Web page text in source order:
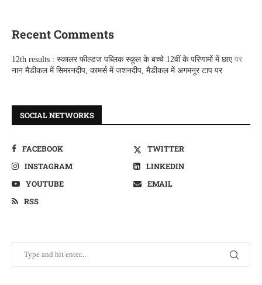
Recent Comments
12th results : स्कालर फील्डज पब्लिक स्कूल के बच्चे 12वीं के परिणामों में छाएपर
नान मैडीकल में सिमरनदीप, कामर्स में जशनदीप, मैडीकल में अगमनूर टाप पर
SOCIAL NETWORKS
FACEBOOK
TWITTER
INSTAGRAM
LINKEDIN
YOUTUBE
EMAIL
RSS